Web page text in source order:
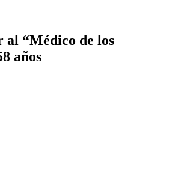
al “Médico de los
años